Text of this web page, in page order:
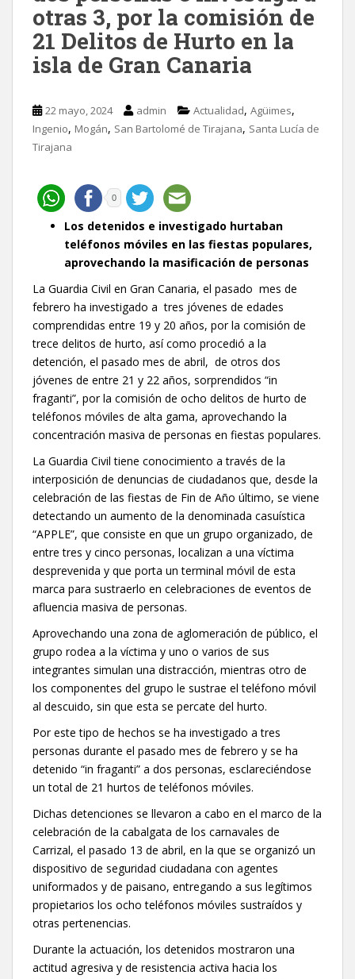
otras 3, por la comisión de
21 Delitos de Hurto en la
isla de Gran Canaria
22 mayo, 2024 admin Actualidad, Agüimes,
Ingenio, Mogán, San Bartolomé de Tirajana, Santa Lucía de
Tirajana
0
Los detenidos e investigado hurtaban
teléfonos móviles en las fiestas populares,
aprovechando la masificación de personas
La Guardia Civil en Gran Canaria, el pasado mes de
febrero ha investigado a tres jóvenes de edades
comprendidas entre 19 y 20 años, por la comisión de
trece delitos de hurto, así como procedió a la
detención, el pasado mes de abril, de otros dos
jóvenes de entre 21 y 22 años, sorprendidos “in
fraganti”, por la comisión de ocho delitos de hurto de
teléfonos móviles de alta gama, aprovechando la
concentración masiva de personas en fiestas populares.
La Guardia Civil tiene conocimiento a través de la
interposición de denuncias de ciudadanos que, desde la
celebración de las fiestas de Fin de Año último, se viene
detectando un aumento de la denominada casuística
“APPLE”, que consiste en que un grupo organizado, de
entre tres y cinco personas, localizan a una víctima
desprevenida y que porta un terminal móvil de esta
marca para sustraerlo en celebraciones de eventos de
afluencia masiva de personas.
Aprovechando una zona de aglomeración de público, el
grupo rodea a la víctima y uno o varios de sus
integrantes simulan una distracción, mientras otro de
los componentes del grupo le sustrae el teléfono móvil
al descuido, sin que esta se percate del hurto.
Por este tipo de hechos se ha investigado a tres
personas durante el pasado mes de febrero y se ha
detenido “in fraganti” a dos personas, esclareciéndose
un total de 21 hurtos de teléfonos móviles.
Dichas detenciones se llevaron a cabo en el marco de la
celebración de la cabalgata de los carnavales de
Carrizal, el pasado 13 de abril, en la que se organizó un
dispositivo de seguridad ciudadana con agentes
uniformados y de paisano, entregando a sus legítimos
propietarios los ocho teléfonos móviles sustraídos y
otras pertenencias.
Durante la actuación, los detenidos mostraron una
actitud agresiva y de resistencia activa hacia los